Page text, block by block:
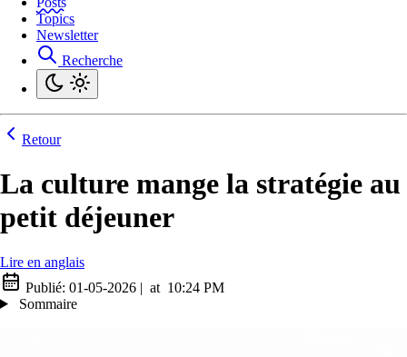
Topics
Newsletter
Recherche
Retour
La culture mange la stratégie au
petit déjeuner
Lire en anglais
Publié: 01-05-2026 | at 10:24 PM
Sommaire